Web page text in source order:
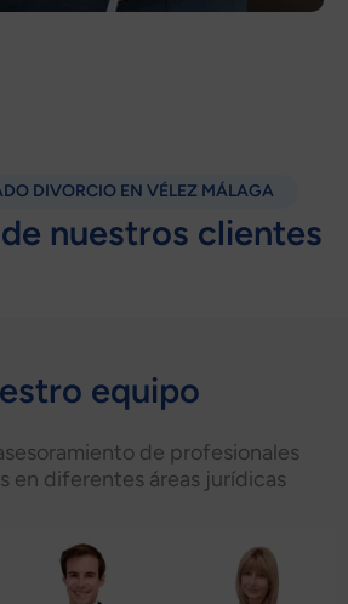
DIVORCIO EN VÉLEZ MÁLAGA
nuestros clientes
equipo
de profesionales
en diferentes áreas jurídicas